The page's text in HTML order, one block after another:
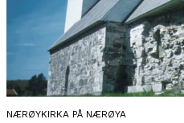
NÆRØYKIRKA PÅ NÆRØYA